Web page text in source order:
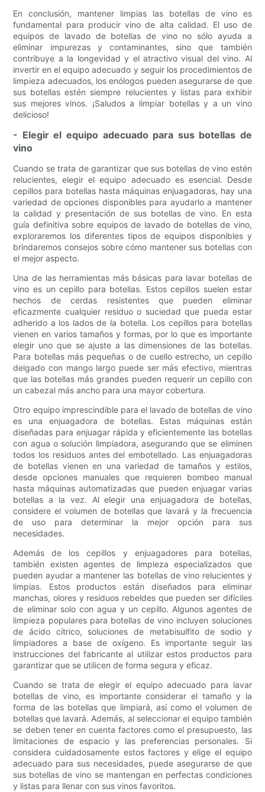
En conclusión, mantener limpias las botellas de vino es
fundamental para producir vino de alta calidad. El uso de
equipos de lavado de botellas de vino no sólo ayuda a
eliminar impurezas y contaminantes, sino que también
contribuye a la longevidad y el atractivo visual del vino. Al
invertir en el equipo adecuado y seguir los procedimientos de
limpieza adecuados, los enólogos pueden asegurarse de que
sus botellas estén siempre relucientes y listas para exhibir
sus mejores vinos. ¡Saludos a limpiar botellas y a un vino
delicioso!
- Elegir el equipo adecuado para sus botellas de
vino
Cuando se trata de garantizar que sus botellas de vino estén
relucientes, elegir el equipo adecuado es esencial. Desde
cepillos para botellas hasta máquinas enjuagadoras, hay una
variedad de opciones disponibles para ayudarlo a mantener
la calidad y presentación de sus botellas de vino. En esta
guía definitiva sobre equipos de lavado de botellas de vino,
exploraremos los diferentes tipos de equipos disponibles y
brindaremos consejos sobre cómo mantener sus botellas con
el mejor aspecto.
Una de las herramientas más básicas para lavar botellas de
vino es un cepillo para botellas. Estos cepillos suelen estar
hechos de cerdas resistentes que pueden eliminar
eficazmente cualquier residuo o suciedad que pueda estar
adherido a los lados de la botella. Los cepillos para botellas
vienen en varios tamaños y formas, por lo que es importante
elegir uno que se ajuste a las dimensiones de las botellas.
Para botellas más pequeñas o de cuello estrecho, un cepillo
delgado con mango largo puede ser más efectivo, mientras
que las botellas más grandes pueden requerir un cepillo con
un cabezal más ancho para una mayor cobertura.
Otro equipo imprescindible para el lavado de botellas de vino
es una enjuagadora de botellas. Estas máquinas están
diseñadas para enjuagar rápida y eficientemente las botellas
con agua o solución limpiadora, asegurando que se eliminen
todos los residuos antes del embotellado. Las enjuagadoras
de botellas vienen en una variedad de tamaños y estilos,
desde opciones manuales que requieren bombeo manual
hasta máquinas automatizadas que pueden enjuagar varias
botellas a la vez. Al elegir una enjuagadora de botellas,
considere el volumen de botellas que lavará y la frecuencia
de uso para determinar la mejor opción para sus
necesidades.
Además de los cepillos y enjuagadores para botellas,
también existen agentes de limpieza especializados que
pueden ayudar a mantener las botellas de vino relucientes y
limpias. Estos productos están diseñados para eliminar
manchas, olores y residuos rebeldes que pueden ser difíciles
de eliminar solo con agua y un cepillo. Algunos agentes de
limpieza populares para botellas de vino incluyen soluciones
de ácido cítrico, soluciones de metabisulfito de sodio y
limpiadores a base de oxígeno. Es importante seguir las
instrucciones del fabricante al utilizar estos productos para
garantizar que se utilicen de forma segura y eficaz.
Cuando se trata de elegir el equipo adecuado para lavar
botellas de vino, es importante considerar el tamaño y la
forma de las botellas que limpiará, así como el volumen de
botellas que lavará. Además, al seleccionar el equipo también
se deben tener en cuenta factores como el presupuesto, las
limitaciones de espacio y las preferencias personales. Si
considera cuidadosamente estos factores y elige el equipo
adecuado para sus necesidades, puede asegurarse de que
sus botellas de vino se mantengan en perfectas condiciones
y listas para llenar con sus vinos favoritos.